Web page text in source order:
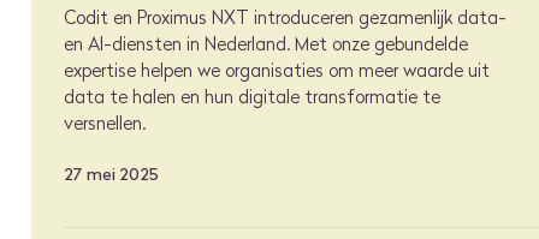
Codit en Proximus NXT introduceren gezamenlijk data-
en AI-diensten in Nederland. Met onze gebundelde
expertise helpen we organisaties om meer waarde uit
data te halen en hun digitale transformatie te
versnellen.
27 mei 2025